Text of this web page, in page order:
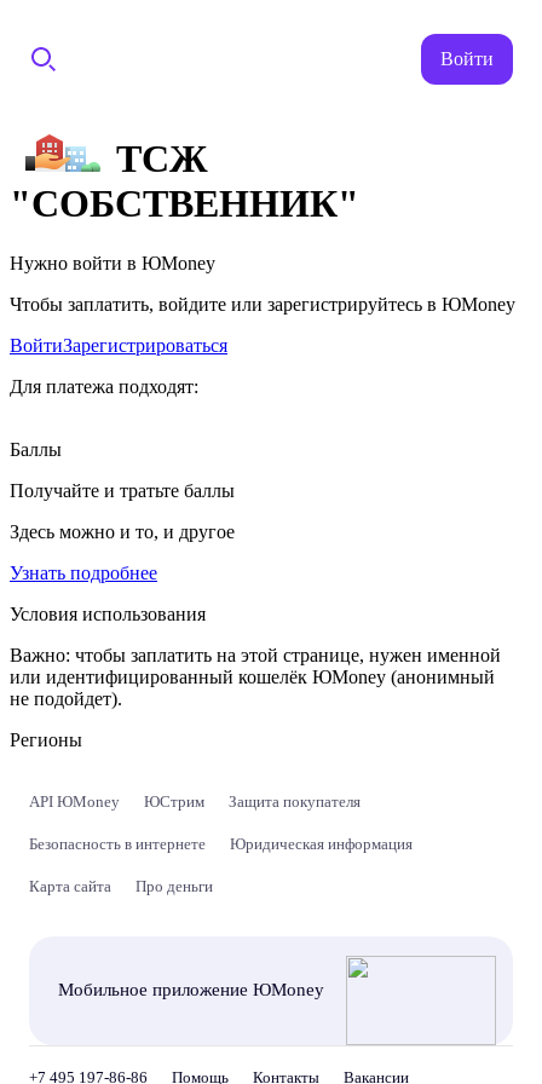
Войти
ТСЖ
"СОБСТВЕННИК"
Нужно войти в ЮMoney
Чтобы заплатить, войдите или зарегистрируйтесь в ЮMoney
ВойтиЗарегистрироваться
Для платежа подходят:
Баллы
Получайте и тратьте баллы
Здесь можно и то, и другое
Узнать подробнее
Условия использования
Важно: чтобы заплатить на этой странице, нужен именной
или идентифицированный кошелёк ЮMoney (анонимный
не подойдет).
Регионы
API ЮMoney ЮСтрим Защита покупателя
Безопасность в интернете Юридическая информация
Карта сайта Про деньги
Мобильное приложение ЮMoney
+7 495 197-86-86 Помощь Контакты Вакансии